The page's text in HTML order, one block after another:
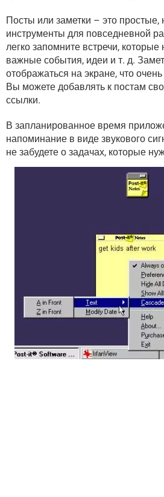
YANDEX
Посты или заметки – это
инструменты для повседневной
легко запомните встречи, которые
важные события, идеи и т. д.
отображаться на экране, что
Вы можете добавлять к постам
ссылки.
В запланированное время
напоминание в виде звукового
не забудете о задачах, которые